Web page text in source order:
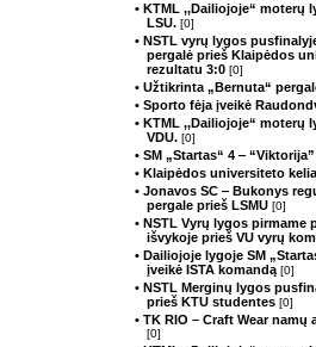
• KTML ,,Dailiojoje“ moterų
LSU. [0]
• NSTL vyrų lygos
pergalė prieš Klaipėdos
rezultatu 3:0 [0]
• Užtikrinta „Bernuta“
• Sporto fėja įveikė
• KTML ,,Dailiojoje“ moterų
VDU. [0]
• SM „Startas“ 4 ‒
• Klaipėdos universiteto
• Jonavos SC ‒ Bukonys
pergale prieš LSMU [0]
• NSTL Vyrų lygos pirmame
išvykoje prieš VU vyrų
• Dailiojoje lygoje SM
įveikė ISTA komandą [0]
• NSTL Merginų lygos
prieš KTU studentes [0]
• TK RIO – Craft Wear namų
[0]